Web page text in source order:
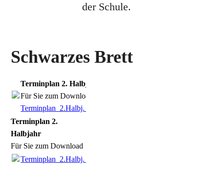
der Schule.
Schwarzes Brett
Terminplan 2. Halbjahr
Für Sie zum Download
Terminplan_2.Halbj._25_26.pdf
Terminplan 2.
Halbjahr
Für Sie zum Download
Terminplan_2.Halbj._25_26.pdf